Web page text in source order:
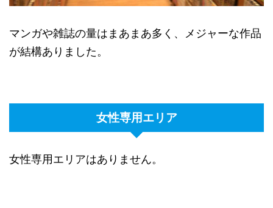
マンガや雑誌の量はまあまあ多く、メジャーな作品
が結構ありました。
女性専用エリア
女性専用エリアはありません。